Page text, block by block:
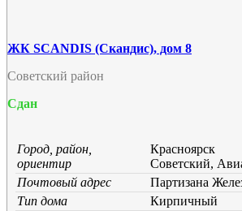
ЖК SCANDIS (Скандис), дом 8
Советский район
Сдан
Город, район,
ориентир
Красноярск
Советский,
Почтовый адрес
Партизана
Тип дома
Кирпичный